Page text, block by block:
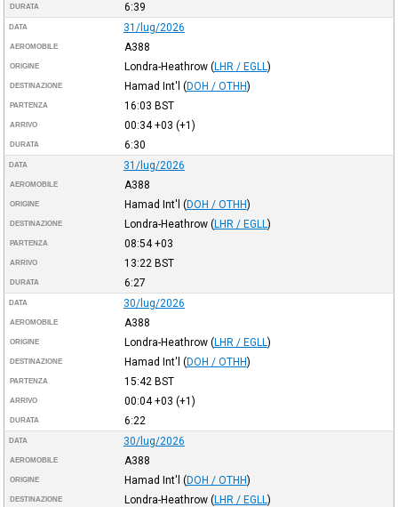
DURATA 6:39
DATA 31/lug/2026
AEROMOBILE A388
ORIGINE Londra-Heathrow (LHR / EGLL )
DESTINAZIONE Hamad Int'l (DOH / OTHH)
PARTENZA 16:03 BST
ARRIVO 00:34+03 (+1)
DURATA 6:30
DATA 31/lug/2026
AEROMOBILE A388
ORIGINE Hamad Int'l (DOH / OTHH)
DESTINAZIONE Londra-Heathrow (LHR / EGLL )
PARTENZA 08:54+03
ARRIVO 13:22 BST
DURATA 6:27
DATA 30/lug/2026
AEROMOBILE A388
ORIGINE Londra-Heathrow (LHR / EGLL )
DESTINAZIONE Hamad Int'l (DOH / OTHH)
PARTENZA 15:42 BST
ARRIVO 00:04+03 (+1)
DURATA 6:22
DATA 30/lug/2026
AEROMOBILE A388
ORIGINE Hamad Int'l (DOH / OTHH)
DESTINAZIONE Londra-Heathrow (LHR / EGLL )